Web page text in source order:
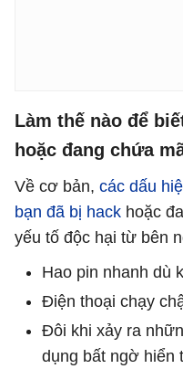
Làm thế nào để
hoặc đang chứa
Về cơ bản, các dấu
bạn đã bị hack hoặc
yếu tố độc hại từ bên
Hao pin nhanh dù
Điện thoại chạy
Đôi khi xảy ra
dụng bất ngờ hiển